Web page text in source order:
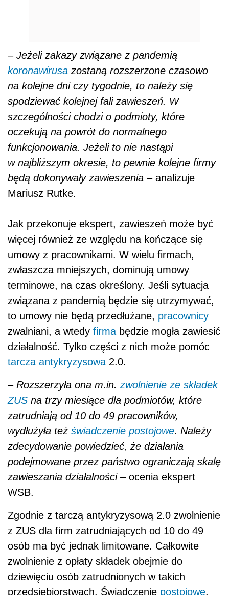
– Jeżeli zakazy związane z pandemią
koronawirusa zostaną rozszerzone czasowo
na kolejne dni czy tygodnie, to należy się
spodziewać kolejnej fali zawieszeń. W
szczególności chodzi o podmioty, które
oczekują na powrót do normalnego
funkcjonowania. Jeżeli to nie nastąpi
w najbliższym okresie, to pewnie kolejne firmy
będą dokonywały zawieszenia – analizuje
Mariusz Rutke.
Jak przekonuje ekspert, zawieszeń może być
więcej również ze względu na kończące się
umowy z pracownikami. W wielu firmach,
zwłaszcza mniejszych, dominują umowy
terminowe, na czas określony. Jeśli sytuacja
związana z pandemią będzie się utrzymywać,
to umowy nie będą przedłużane, pracownicy
zwalniani, a wtedy firma będzie mogła zawiesić
działalność. Tylko części z nich może pomóc
tarcza antykryzysowa 2.0.
– Rozszerzyła ona m.in. zwolnienie ze składek
ZUS na trzy miesiące dla podmiotów, które
zatrudniają od 10 do 49 pracowników,
wydłużyła też świadczenie postojowe. Należy
zdecydowanie powiedzieć, że działania
podejmowane przez państwo ograniczają skalę
zawieszania działalności – ocenia ekspert
WSB.
Zgodnie z tarczą antykryzysową 2.0 zwolnienie
z ZUS dla firm zatrudniających od 10 do 49
osób ma być jednak limitowane. Całkowite
zwolnienie z opłaty składek obejmie do
dziewięciu osób zatrudnionych w takich
przedsiębiorstwach. Świadczenie postojowe,